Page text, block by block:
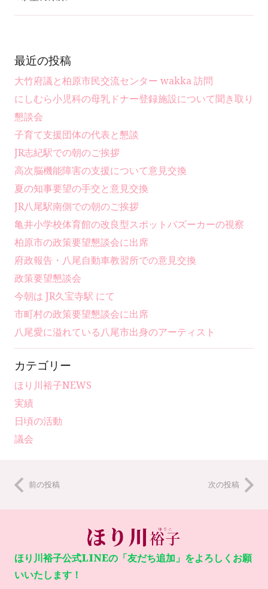
最近の投稿
大竹府議と柏原市民交流センター wakka 訪問
にしむら小児科の母乳ドナー登録施設について聞き取り
懇談会
子育て支援団体の代表と懇談
JR志紀駅での朝のご挨拶
高次脳機能障害の支援について意見交換
夏の知事要望の手交と意見交換
JR八尾駅南側での朝のご挨拶
亀井小学校体育館の改良型スポットバズーカーの視察
柏原市の政策要望懇談会に出席
府政報告・八尾自動車教習所での意見交換
政策要望懇談会
今朝は JR久宝寺駅 にて
市町村の政策要望懇談会に出席
八尾愛に溢れている八尾市出身のアーティスト
カテゴリー
ほり川裕子NEWS
実績
日頃の活動
議会
前の投稿 次の投稿
ほり川裕子公式LINEの「友だち追加」をよろしくお願
いいたします！